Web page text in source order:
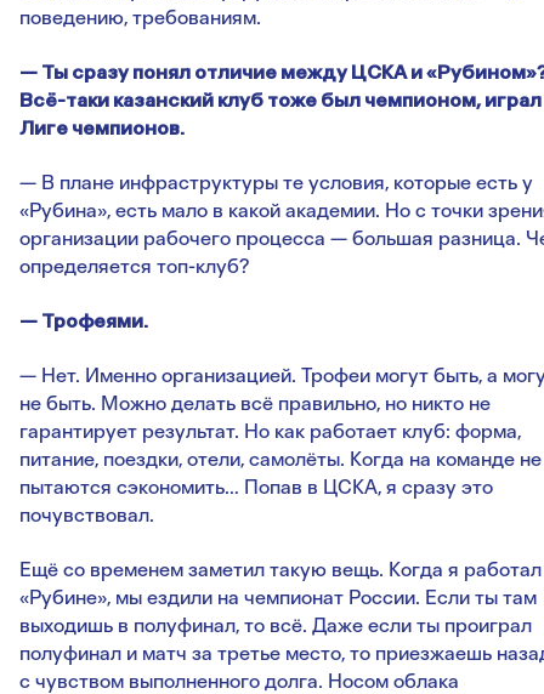
поведению, требованиям.
— Ты сразу понял отличие между ЦСКА и
Всё-таки казанский клуб тоже был чемпионом, играл
Лиге чемпионов.
— В плане инфраструктуры те условия, которые есть у
«Рубина», есть мало в какой академии. Но с точки
организации рабочего процесса — большая разница.
определяется топ-клуб?
— Трофеями.
— Нет. Именно организацией. Трофеи могут быть, а
не быть. Можно делать всё правильно, но никто не
гарантирует результат. Но как работает клуб: форма,
питание, поездки, отели, самолёты. Когда на команде не
пытаются сэкономить… Попав в ЦСКА, я сразу это
почувствовал.
Ещё со временем заметил такую вещь. Когда я
«Рубине», мы ездили на чемпионат России. Если ты там
выходишь в полуфинал, то всё. Даже если ты проиграл
полуфинал и матч за третье место, то приезжаешь
с чувством выполненного долга. Носом облака